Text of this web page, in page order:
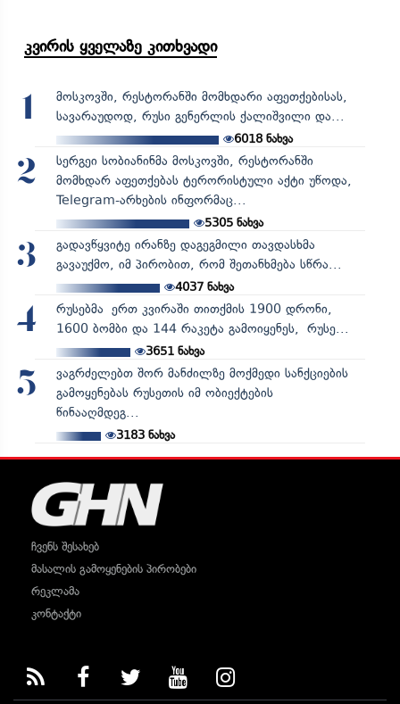
კვირის ყველაზე კითხვადი
1
მოსკოვში, რესტორანში მომხდარი აფეთქებისას,
სავარაუდოდ, რუსი გენერლის ქალიშვილი და...
6018 ნახვა
2
სერგეი სობიანინმა მოსკოვში, რესტორანში
მომხდარ აფეთქებას ტერორისტული აქტი უწოდა,
Telegram-არხების ინფორმაც...
5305ნახვა
3
გადავწყვიტე ირანზე დაგეგმილი თავდასხმა
გავაუქმო, იმ პირობით, რომ შეთანხმება სწრა...
4037ნახვა
4
რუსებმა ერთ კვირაში თითქმის 1900 დრონი,
1600 ბომბი და 144 რაკეტა გამოიყენეს, რუსე...
3651ნახვა
5
ვაგრძელებთ შორ მანძილზე მოქმედი სანქციების
გამოყენებას რუსეთის იმ ობიექტების
წინააღმდეგ...
3183ნახვა
ჩვენს შესახებ
მასალის გამოყენების პირობები
რეკლამა
კონტაქტი